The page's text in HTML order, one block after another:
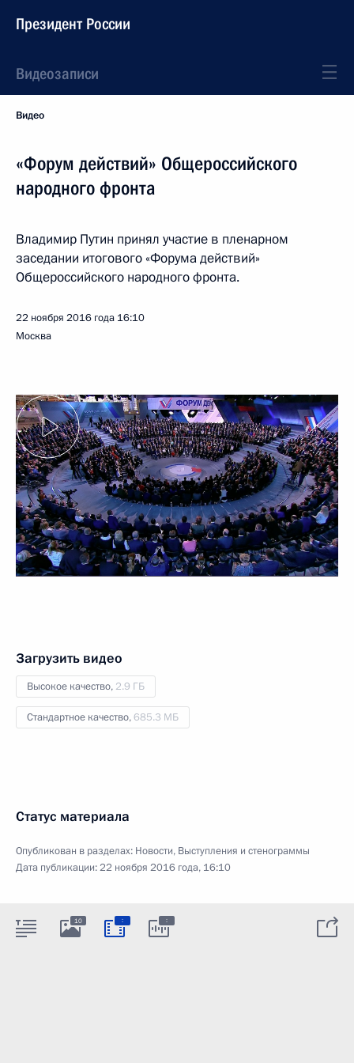
Президент России
Видеозаписи
Видео
«Форум действий» Общероссийского
народного фронта
Владимир Путин принял участие в пленарном
заседании итогового «Форума действий»
Общероссийского народного фронта.
22 ноября 2016 года 16:10
Москва
Загрузить видео
Высокое качество, 2.9 ГБ
Стандартное качество,685.3 МБ
Статус материала
Опубликован в разделах: Новости, Выступления и стенограммы
Дата публикации:22 ноября 2016 года, 16:10
10 : :